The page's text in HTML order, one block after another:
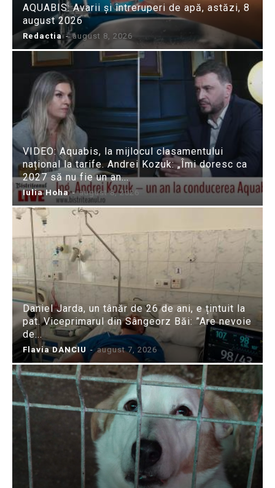
AQUABIS: Avarii și întreruperi de apă, astăzi, 8
august 2026
Redactia - august 8, 2026
VIDEO: Aquabis, la mijlocul clasamentului
național la tarife. Andrei Kozuk: „Îmi doresc ca
2027 să nu fie un an...
Iulia Hoha - august 8, 2026
Daniel Jarda, un tânăr de 26 de ani, e țintuit la
pat. Viceprimarul din Sângeorz Băi: ”Are nevoie
de...
Flavia DANCIU - august 7, 2026